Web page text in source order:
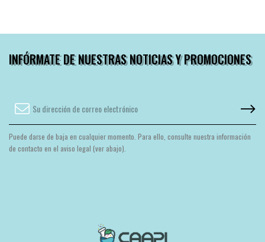
INFÓRMATE DE NUESTRAS NOTICIAS Y PROMOCIONES
Puede darse de baja en cualquier momento. Para ello, consulte nuestra información
de contacto en el aviso legal (ver abajo).